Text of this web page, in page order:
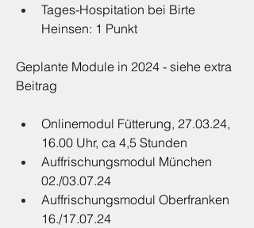
Tages-Hospitation bei Birte
Heinsen: 1 Punkt
Geplante Module in 2024 - siehe extra
Beitrag
Onlinemodul Fütterung, 27.03.24,
16.00 Uhr, ca 4,5 Stunden
Auffrischungsmodul München
02./03.07.24
Auffrischungsmodul Oberfranken
16./17.07.24